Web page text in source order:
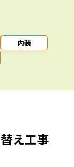
内装
え工事